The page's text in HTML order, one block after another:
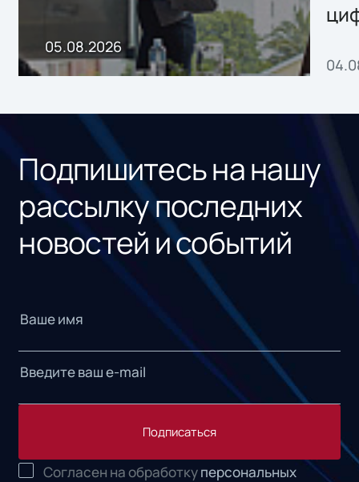
05.08.2026
Подпишитесь на нашу
рассылку последних
новостей и событий
Подписаться
Согласен на обработкуперсональных